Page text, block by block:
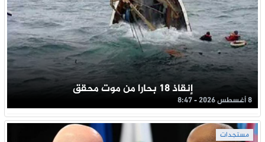
إنقاذ 18 بحارا من موت محقق
8 أغسطس 2026 - 8:47
مستجدات